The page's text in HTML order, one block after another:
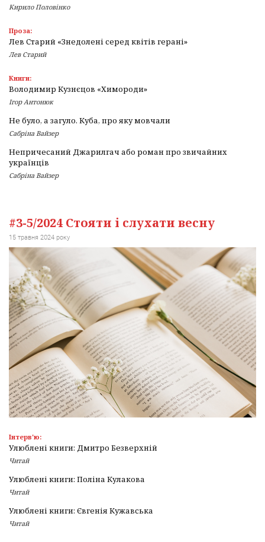
Кирило Половінко
Проза:
Лев Старий «Знедолені серед квітів герані»
Лев Старий
Книги:
Володимир Кузнєцов «Химороди»
Ігор Антонюк
Не було, а загуло. Куба, про яку мовчали
Сабріна Вайзер
Непричесаний Джарилгач або роман про звичайних
українців
Сабріна Вайзер
#3-5/2024 Стояти і слухати весну
15 травня 2024 року
Інтерв'ю:
Улюблені книги: Дмитро Безверхній
Читай
Улюблені книги: Поліна Кулакова
Читай
Улюблені книги: Євгенія Кужавська
Читай